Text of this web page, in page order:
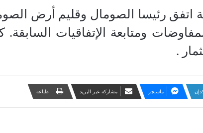
اتفق رئيسا الصومال وقليم أرض
ومتابعة الإتفاقيات
.
ماسنجر مشاركة عبر البريد طباعة